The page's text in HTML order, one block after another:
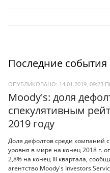
Последние
ОПУБЛИКОВАНО: 14.01.2019, 09:23
Moody's: доля
спекулятивным
2019 году
Доля дефолтов среди компаний
уровня в мире на конец 2018 г.
2,8% на конец III квартала,
агентство Moody's Investors